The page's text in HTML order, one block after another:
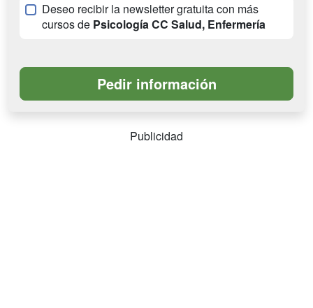
Deseo recibir la newsletter gratuita con más
cursos de Psicología CC Salud, Enfermería
Publicidad